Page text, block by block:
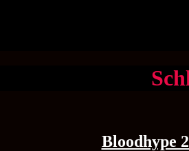
Bloodhype